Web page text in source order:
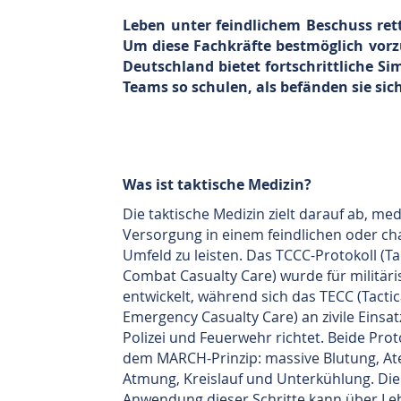
Leben unter feindlichem Beschuss
Um diese Fachkräfte bestmöglich
Deutschland bietet fortschrittliche
Teams so schulen, als befänden sie
Was ist taktische Medizin?
Die taktische Medizin zielt darauf ab,
Versorgung in einem feindlichen oder
Umfeld zu leisten. Das TCCC-Protokoll
Combat Casualty Care) wurde für
entwickelt, während sich das TECC
Emergency Casualty Care) an zivile
Polizei und Feuerwehr richtet. Beide
dem MARCH-Prinzip: massive Blutung,
Atmung, Kreislauf und Unterkühlung.